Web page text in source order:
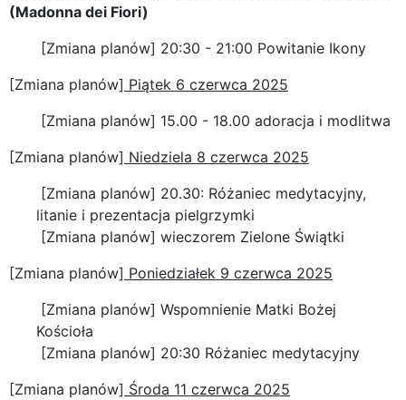
(Madonna dei Fiori)
[Zmiana planów] 20:30 - 21:00 Powitanie Ikony
[Zmiana planów] Piątek 6 czerwca 2025
[Zmiana planów] 15.00 - 18.00 adoracja i modlitwa
[Zmiana planów] Niedziela 8 czerwca 2025
[Zmiana planów] 20.30: Różaniec medytacyjny,
litanie i prezentacja pielgrzymki
[Zmiana planów] wieczorem Zielone Świątki
[Zmiana planów] Poniedziałek 9 czerwca 2025
[Zmiana planów] Wspomnienie Matki Bożej
Kościoła
[Zmiana planów] 20:30 Różaniec medytacyjny
[Zmiana planów] Środa 11 czerwca 2025